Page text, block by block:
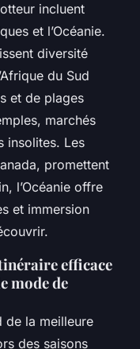
incluent
et l’Océanie.
diversité
du Sud
et de plages
marchés
insolites. Les
promettent
l’Océanie offre
et immersion
efficace
mode de
de la meilleure
des saisons